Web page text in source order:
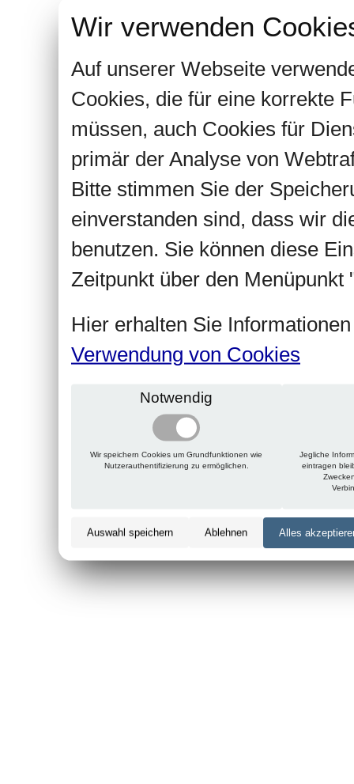
Wir verwenden
Auf unserer Webseite
Cookies, die für eine korrekte
müssen, auch Cookies für
primär der Analyse von
Bitte stimmen Sie der
einverstanden sind, dass wir
benutzen. Sie können diese
Zeitpunkt über den Menüpunkt
Hier erhalten Sie
Verwendung von Cookies
Notwendig
Wir speichern Cookies um Grundfunktionen wie
Nutzerauthentifizierung zu ermöglichen.
Jegliche
eintragen
Auswahl speichern Ablehnen Alles